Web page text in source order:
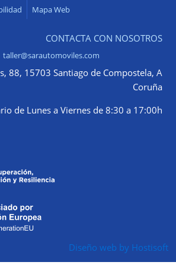
Mapa Web
CONTACTA CON NOSOTROS
taller@sarautomoviles.com
88, 15703 Santiago de Compostela, A
Coruña
de Lunes a Viernes de 8:30 a 17:00h
Diseño web by Hostisoft